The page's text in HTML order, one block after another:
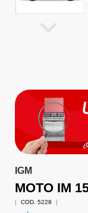
IGM
MOTO IM
| COD. 5228 |